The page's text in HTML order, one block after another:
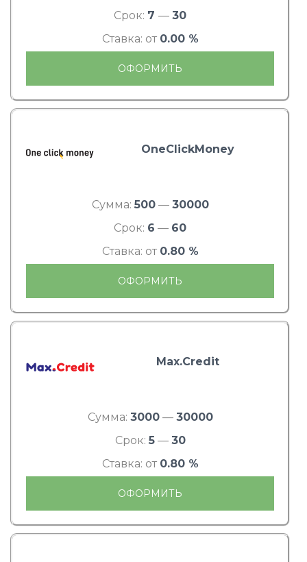
Срок: 7 — 30
Ставка: от 0.00 %
ОФОРМИТЬ
OneClickMoney
Сумма: 500— 30000
Срок: 6 — 60
Ставка: от 0.80 %
ОФОРМИТЬ
Max.Credit
Сумма: 3000— 30000
Срок: 5— 30
Ставка: от 0.80 %
ОФОРМИТЬ